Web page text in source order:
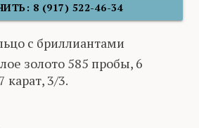
8 (917) 522-46-34
с бриллиантами
золото 585 пробы, 6
карат, 3/3.